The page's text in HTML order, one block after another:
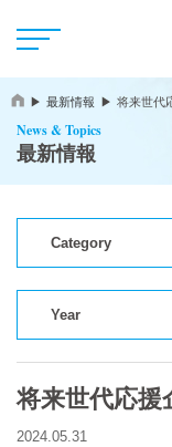
NEWS
アンリ・シャ
シーキューブ
最新情報 将来世代
News & Topics
最新情報
Category
Year
将来世代応援
2024.05.31